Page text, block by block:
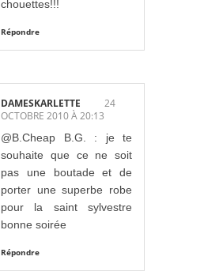
chouettes!!!
Répondre
DAMESKARLETTE
24
OCTOBRE 2010 À 20:13
@B.Cheap B.G. : je te
souhaite que ce ne soit
pas une boutade et de
porter une superbe robe
pour la saint sylvestre
bonne soirée
Répondre